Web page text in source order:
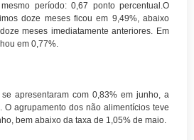
período: 0,67 ponto percentual.O
doze meses ficou em 9,49%, abaixo
meses imediatamente anteriores. Em
em 0,77%.
apresentaram com 0,83% em junho, a
O agrupamento dos não alimentícios teve
bem abaixo da taxa de 1,05% de maio.